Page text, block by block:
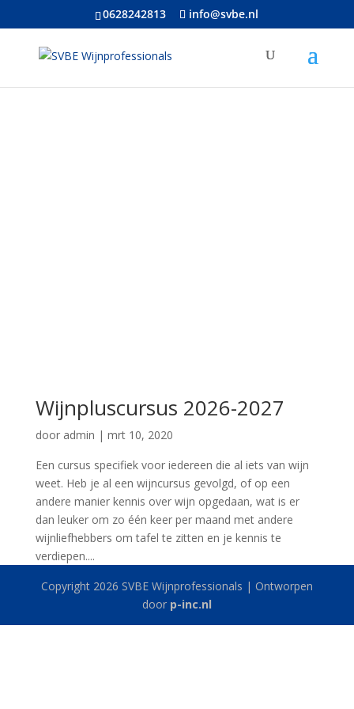
0628242813 info@svbe.nl
Wijnpluscursus 2026-2027
door admin | mrt 10, 2020
Een cursus specifiek voor iedereen die al iets van wijn
weet. Heb je al een wijncursus gevolgd, of op een
andere manier kennis over wijn opgedaan, wat is er
dan leuker om zo één keer per maand met andere
wijnliefhebbers om tafel te zitten en je kennis te
verdiepen....
Copyright 2026 SVBE Wijnprofessionals | Ontworpen
door p-inc.nl